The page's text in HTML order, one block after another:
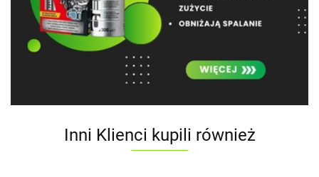
Inni Klienci kupili również